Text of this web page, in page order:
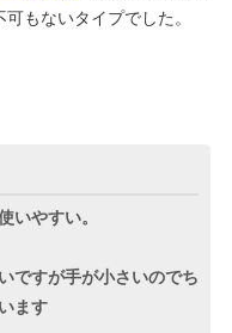
もないタイプでした。
いやすい。
ですが手が小さいのでち
ます